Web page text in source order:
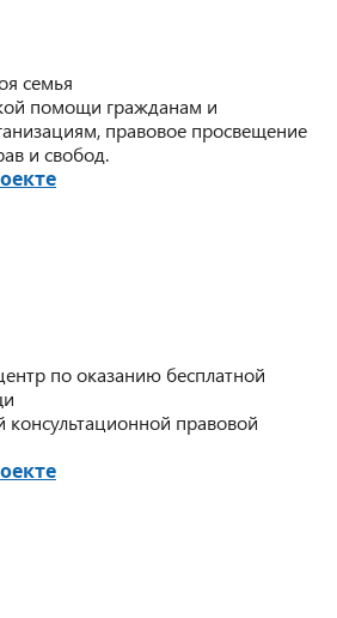
семья
помощи гражданам и
правовое просвещение
и свобод.
по оказанию бесплатной
консультационной правовой